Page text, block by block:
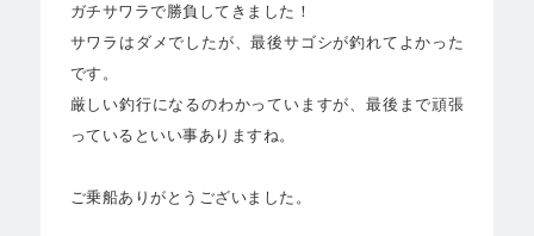
ガチサワラで勝負してきました！
サワラはダメでしたが、最後サゴシが釣れてよかった
です。
厳しい釣行になるのわかっていますが、最後まで頑張
っているといい事ありますね。
ご乗船ありがとうございました。